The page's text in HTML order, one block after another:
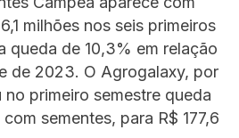
milhões nos seis primeiros
queda de 10,3% em relação
de 2023. O Agrogalaxy, por
primeiro semestre queda
sementes, para R$ 177,6